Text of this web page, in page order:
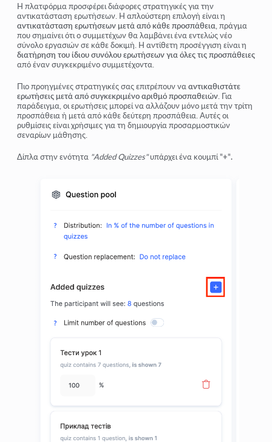
Η πλατφόρμα προσφέρει διάφορες στρατηγικές για την
αντικατάσταση ερωτήσεων. Η απλούστερη επιλογή είναι η
αντικατάσταση ερωτήσεων μετά από κάθε προσπάθεια , πράγμα
που σημαίνει ότι ο συμμετέχων θα λαμβάνει ένα εντελώς νέο
σύνολο εργασιών σε κάθε δοκιμή. Η αντίθετη προσέγγιση είναι η
διατήρηση του ίδιου συνόλου ερωτήσεων για όλες τις προσπάθειες
από έναν συγκεκριμένο συμμετέχοντα.
Πιο προηγμένες στρατηγικές σας επιτρέπουν να αντικαθιστάτε
ερωτήσεις μετά από συγκεκριμένο αριθμό προσπαθειών . Για
παράδειγμα, οι ερωτήσεις μπορεί να αλλάζουν μόνο μετά την τρίτη
προσπάθεια ή μετά από κάθε δεύτερη προσπάθεια. Αυτές οι
ρυθμίσεις είναι χρήσιμες για τη δημιουργία προσαρμοστικών
σεναρίων μάθησης.
Δίπλα στην ενότητα "Added Quizzes"υπάρχει ένα κουμπί "+".